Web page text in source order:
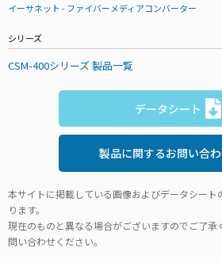
イーサネット - ファイバーメディアコンバーター
シリーズ
CSM-400シリーズ 製品一覧
データシート
製品に関するお問い合
本サイトに掲載している画像およびデータシート
ります。
現在のものと異なる場合がございますのでご了承
問い合わせください。